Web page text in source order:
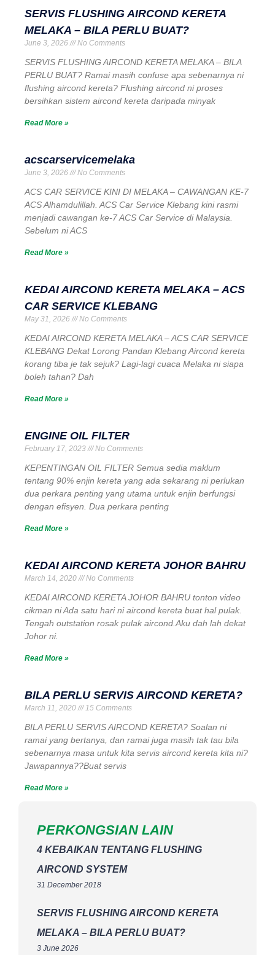
SERVIS FLUSHING AIRCOND KERETA
MELAKA – BILA PERLU BUAT?
June 3, 2026 No Comments
SERVIS FLUSHING AIRCOND KERETA MELAKA – BILA
PERLU BUAT? Ramai masih confuse apa sebenarnya ni
flushing aircond kereta? Flushing aircond ni proses
bersihkan sistem aircond kereta daripada minyak
Read More »
acscarservicemelaka
June 3, 2026 No Comments
ACS CAR SERVICE KINI DI MELAKA – CAWANGAN KE-7
ACS Alhamdulillah. ACS Car Service Klebang kini rasmi
menjadi cawangan ke-7 ACS Car Service di Malaysia.
Sebelum ni ACS
Read More »
KEDAI AIRCOND KERETA MELAKA – ACS
CAR SERVICE KLEBANG
May 31, 2026 No Comments
KEDAI AIRCOND KERETA MELAKA – ACS CAR SERVICE
KLEBANG Dekat Lorong Pandan Klebang Aircond kereta
korang tiba je tak sejuk? Lagi-lagi cuaca Melaka ni siapa
boleh tahan? Dah
Read More »
ENGINE OIL FILTER
February 17, 2023 No Comments
KEPENTINGAN OIL FILTER Semua sedia maklum
tentang 90% enjin kereta yang ada sekarang ni perlukan
dua perkara penting yang utama untuk enjin berfungsi
dengan efisyen. Dua perkara penting
Read More »
KEDAI AIRCOND KERETA JOHOR BAHRU
March 14, 2020 No Comments
KEDAI AIRCOND KERETA JOHOR BAHRU tonton video
cikman ni Ada satu hari ni aircond kereta buat hal pulak.
Tengah outstation rosak pulak aircond.Aku dah lah dekat
Johor ni.
Read More »
BILA PERLU SERVIS AIRCOND KERETA?
March 11, 2020 15 Comments
BILA PERLU SERVIS AIRCOND KERETA? Soalan ni
ramai yang bertanya, dan ramai juga masih tak tau bila
sebenarnya masa untuk kita servis aircond kereta kita ni?
Jawapannya??Buat servis
Read More »
PERKONGSIAN LAIN
4 KEBAIKAN TENTANG FLUSHING
AIRCOND SYSTEM
31 December 2018
SERVIS FLUSHING AIRCOND KERETA
MELAKA – BILA PERLU BUAT?
3 June 2026